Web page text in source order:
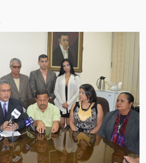
por Venezuela welcomes you to our Blog)
(About this Blog)
en Los Teques (The Jerk and the Reds in
(I spoke with chavistas)
“tan amante de los niños” (The mockery of
lover”)